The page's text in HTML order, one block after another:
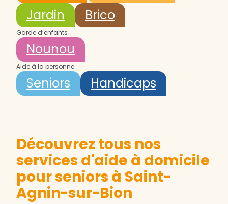
Jardin
Brico
Garde d’enfants
Nounou
Aide à la personne
Seniors Handicaps
Découvrez tous nos
services d'aide à domicile
pour seniors à Saint-
Agnin-sur-Bion